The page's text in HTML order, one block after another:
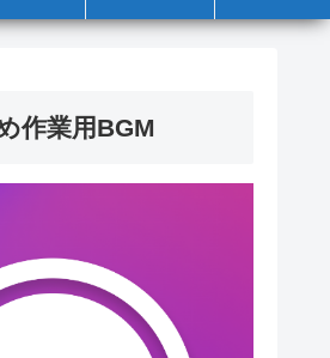
作業用BGM